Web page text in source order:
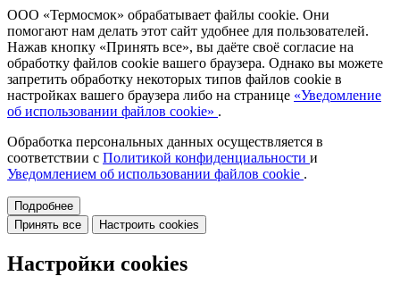
ООО «Термосмок» обрабатывает файлы cookie. Они
помогают нам делать этот сайт удобнее для пользователей.
Нажав кнопку «Принять все», вы даёте своё согласие на
обработку файлов cookie вашего браузера. Однако вы можете
запретить обработку некоторых типов файлов cookie в
настройках вашего браузера либо на странице «Уведомление
об использовании файлов cookie» .
Обработка персональных данных осуществляется в
соответствии с Политикой конфиденциальности и
Уведомлением об использовании файлов cookie .
Подробнее
Принять все
Настроить cookies
Настройки cookies